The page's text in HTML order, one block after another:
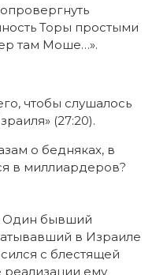
Торы простыми
там Моше…».
чтобы слушалось
(27:20).
о бедняках, в
в миллиардеров?
Один бывший
в Израиле
с блестящей
реализации ему